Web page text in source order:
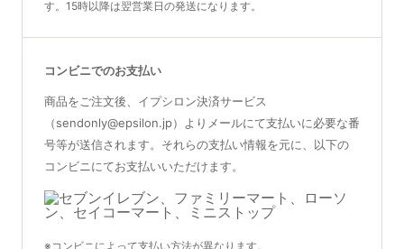
す。15時以降は翌営業日の発送になります。
コンビニでのお支払い
商品をご注文後、イプシロン決済サービス
（sendonly@epsilon.jp）よりメールにて支払いに必要な番
号等が送信されます。それらの支払い情報を元に、以下の
コンビニにてお支払いいただけます。
※コンビニによって支払い方法が異なります。